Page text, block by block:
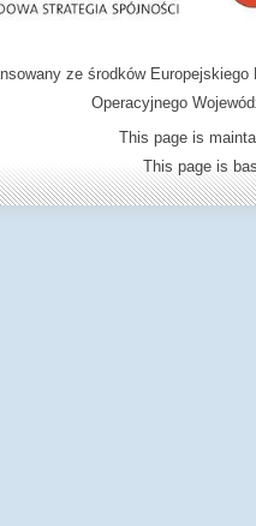
ze środków
Operacyjnego
This page is
This page is